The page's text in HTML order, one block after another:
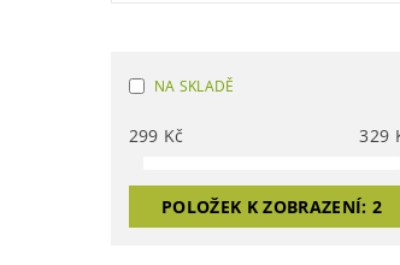
NA SKLADĚ
299 Kč 329
POLOŽEK K ZOBRAZENÍ: 2